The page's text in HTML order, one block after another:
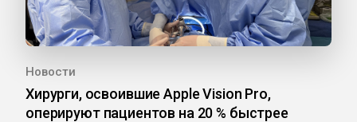
Новости
Хирурги, освоившие Apple Vision Pro,
оперируют пациентов на 20 % быстрее